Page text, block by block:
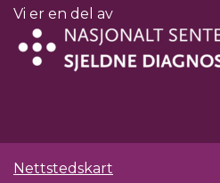
Vi er en del av
Nettstedskart